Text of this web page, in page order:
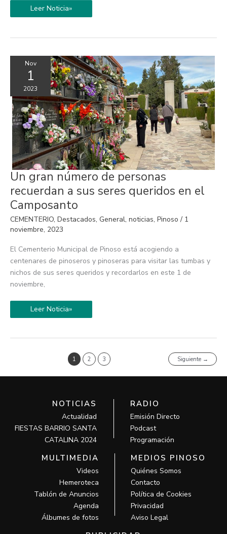
Leer Noticia»
Nov
1
2023
Un gran número de personas
recuerdan a sus seres queridos en el
Camposanto
CEMENTERIO, Destacados, General, noticias, Pinoso / 1
noviembre, 2023
El Cementerio Municipal de Pinoso está acogiendo a
centenares de pinoseros y pinoseras para visitar las tumbas y
nichos de sus seres queridos y recordarlos en este 1 de
noviembre,
Un
gran
número
de
personas
recuerdan
a
sus
seres
el
Camposanto
Leer Noticia»
1 2 3 Siguiente →
NOTICIAS
Actualidad
FIESTAS BARRIO SANTA
CATALINA 2024
RADIO
Emisión Directo
Podcast
Programación
MULTIMEDIA
Videos
Hemeroteca
Tablón de Anuncios
Agenda
Álbumes de fotos
MEDIOS PINOSO
Quiénes Somos
Contacto
Política de Cookies
Privacidad
Aviso Legal